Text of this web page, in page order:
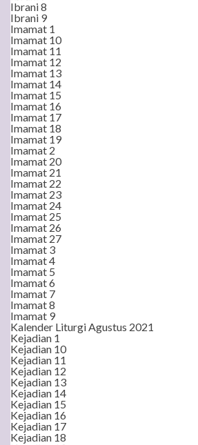
Ibrani 8
Ibrani 9
Imamat 1
Imamat 10
Imamat 11
Imamat 12
Imamat 13
Imamat 14
Imamat 15
Imamat 16
Imamat 17
Imamat 18
Imamat 19
Imamat 2
Imamat 20
Imamat 21
Imamat 22
Imamat 23
Imamat 24
Imamat 25
Imamat 26
Imamat 27
Imamat 3
Imamat 4
Imamat 5
Imamat 6
Imamat 7
Imamat 8
Imamat 9
Kalender Liturgi Agustus 2021
Kejadian 1
Kejadian 10
Kejadian 11
Kejadian 12
Kejadian 13
Kejadian 14
Kejadian 15
Kejadian 16
Kejadian 17
Kejadian 18